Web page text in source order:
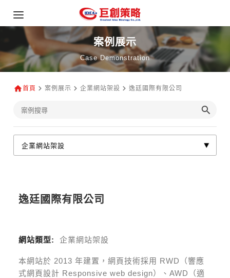
案例展示
Case Demonstration
首頁 案例展示 企業網站架設 逸廷國際有限公司
逸廷國際有限公司
網站類型: 企業網站架設
本網站於 2013 年建置，網頁技術採用 RWD（響應
式網頁設計 Responsive web design）、AWD（適